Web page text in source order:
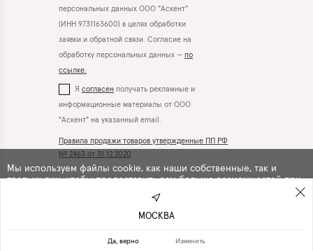
персональных данных ООО "Аскент"
(ИНН 9731163600) в целях обработки
заявки и обратной связи. Согласие на
обработку персональных данных — по
ссылке.
Я согласен получать рекламные и
информационные материалы от ООО
"Аскент" на указанный email.
Правила продажи товаров утвержденные ПП РФ
№ 2463 от 31.12.2020
Мы используем файлы cookie, как наши собственные, так и
третьих лиц, чтобы предоставить вам больше возможностей при
использовании сайта. Продолжая навигацию по сайту, вы
с их использованием .
МОСКВА
Да, верно Изменить